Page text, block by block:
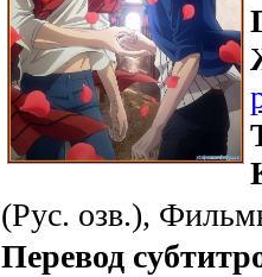
(Рус. озв.),
Перевод